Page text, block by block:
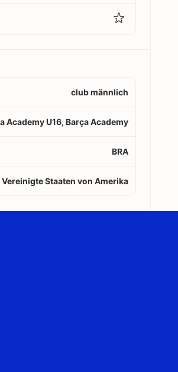
club männlich
Academy U16, Barça Academy
BRA
Vereinigte Staaten von Amerika